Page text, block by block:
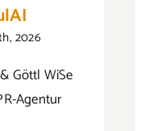
2026
Göttl WiSe
Agentur